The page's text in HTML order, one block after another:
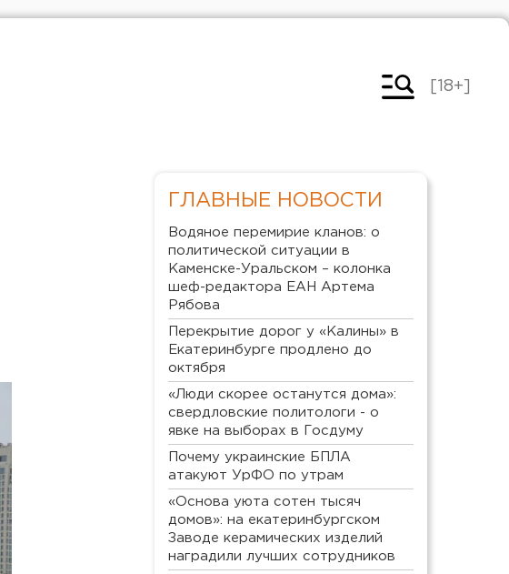
[18+]
ГЛАВНЫЕ НОВОСТИ
Водяное перемирие кланов: о
политической ситуации в
Каменске-Уральском – колонка
шеф-редактора ЕАН Артема
Рябова
Перекрытие дорог у «Калины» в
Екатеринбурге продлено до
октября
«Люди скорее останутся дома»:
свердловские политологи - о
явке на выборах в Госдуму
Почему украинские БПЛА
атакуют УрФО по утрам
«Основа уюта сотен тысяч
домов»: на екатеринбургском
Заводе керамических изделий
наградили лучших сотрудников